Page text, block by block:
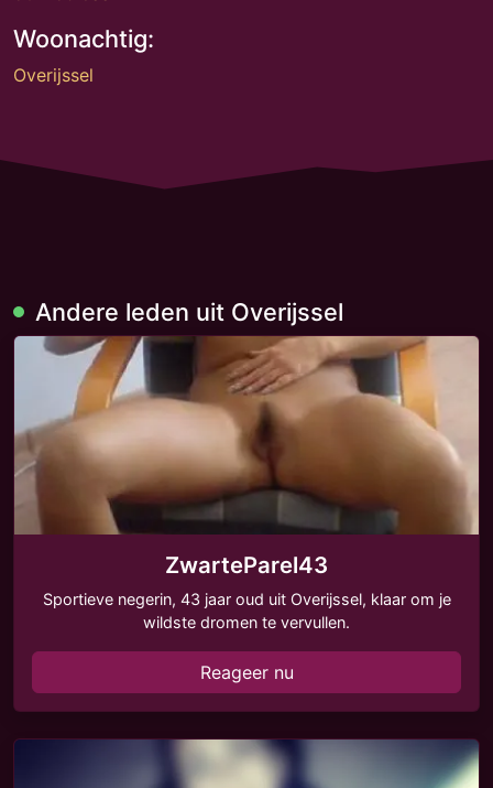
Woonachtig:
Overijssel
Andere leden uit Overijssel
ZwarteParel43
Sportieve negerin, 43 jaar oud uit Overijssel, klaar om je
wildste dromen te vervullen.
Reageer nu